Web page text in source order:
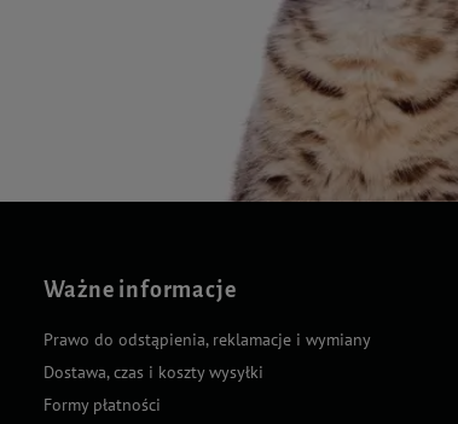
Ważne informacje
Prawo do odstąpienia, reklamacje i wymiany
Dostawa, czas i koszty wysyłki
Formy płatności